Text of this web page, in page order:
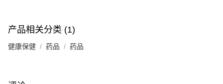
付款後順豐自助櫃取貨
每笔HK$30.00，满HK$580.00(含以上)免运费
产品相关分类 (1)
健康保健 药品 药品